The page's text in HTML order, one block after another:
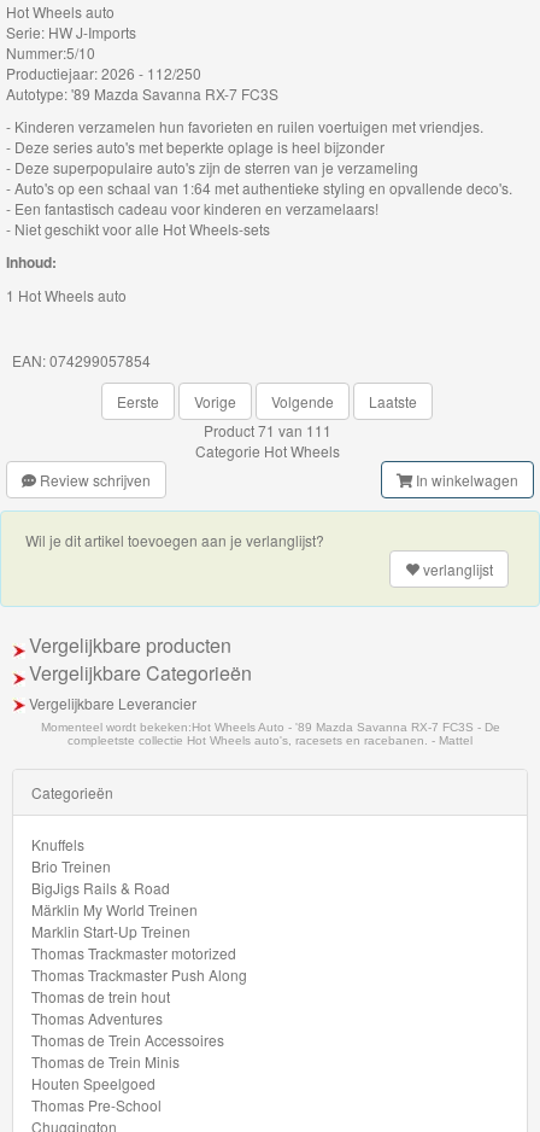
trein
hout
Thomas
Adventures
Thomas
de
Trein
Accessoires
Thomas
Minis
Houten
Speelgoed
Thomas
Pre-
School
Chuggington
Hot
Track
builder
Racebaan
Hot
Wheels
City
Racebaan
Hot Wheels auto
Serie: HW J-Imports
Nummer:5/10
Productiejaar: 2026 - 112/250
Autotype: '89 Mazda Savanna RX-7 FC3S
- Kinderen verzamelen hun favorieten en ruilen voertuigen met vriendjes.
- Deze series auto's met beperkte oplage is heel bijzonder
- Deze superpopulaire auto's zijn de sterren van je verzameling
- Auto's op een schaal van 1:64 met authentieke styling en opvallende deco's.
- Een fantastisch cadeau voor kinderen en verzamelaars!
- Niet geschikt voor alle Hot Wheels-sets
Inhoud:
1 Hot Wheels auto
EAN: 074299057854
Eerste
Vorige Volgende
Laatste
Product 71 van 111
Categorie Hot Wheels
Review schrijven
In winkelwagen
Wil je dit artikel toevoegen aan je verlanglijst?
verlanglijst
Vergelijkbare producten
Vergelijkbare Categorieën
Vergelijkbare Leverancier
Momenteel wordt bekeken: Hot Wheels Auto - '89 Mazda Savanna RX-7 FC3S - De
compleetste collectie Hot Wheels auto's, racesets en racebanen. - Mattel
Categorieën
Knuffels
Brio Treinen
BigJigs Rails & Road
Märklin My World Treinen
Marklin Start-Up Treinen
Thomas Trackmaster motorized
Thomas Trackmaster Push Along
Thomas de trein hout
Thomas Adventures
Thomas de Trein Accessoires
Thomas de Trein Minis
Houten Speelgoed
Thomas Pre-School
Chuggington